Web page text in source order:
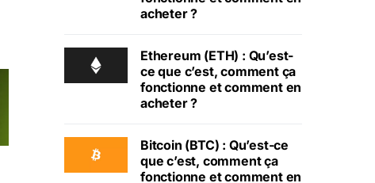
acheter ?
Ethereum (ETH) : Qu’est-
ce que c’est, comment ça
fonctionne et comment en
acheter ?
Bitcoin (BTC) : Qu’est-ce
que c’est, comment ça
fonctionne et comment en